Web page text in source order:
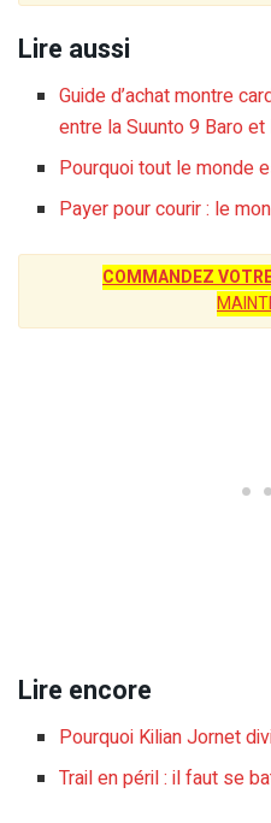
Lire aussi
Guide d’achat montre
entre la Suunto 9 Baro
Pourquoi tout le monde
Payer pour courir : le
COMMANDEZ
Lire encore
Pourquoi Kilian Jornet
Trail en péril : il faut se